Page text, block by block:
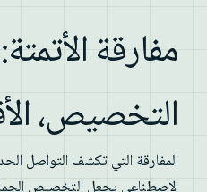
مفارقة
التخصيص،
المفارقة التي تكشف التواصل